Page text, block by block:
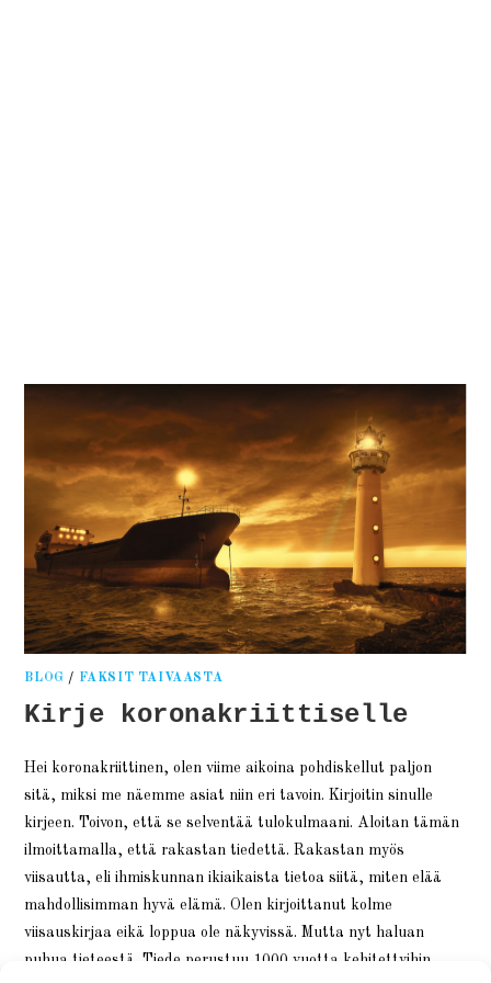
BLOG / FAKSIT TAIVAASTA
Kirje koronakriittiselle
Hei koronakriittinen, olen viime aikoina pohdiskellut paljon
sitä, miksi me näemme asiat niin eri tavoin. Kirjoitin sinulle
kirjeen. Toivon, että se selventää tulokulmaani. Aloitan tämän
ilmoittamalla, että rakastan tiedettä. Rakastan myös
viisautta, eli ihmiskunnan ikiaikaista tietoa siitä, miten elää
mahdollisimman hyvä elämä. Olen kirjoittanut kolme
viisauskirjaa eikä loppua ole näkyvissä. Mutta nyt haluan
puhua tieteestä. Tiede perustuu 1000 vuotta kehitettyihin…